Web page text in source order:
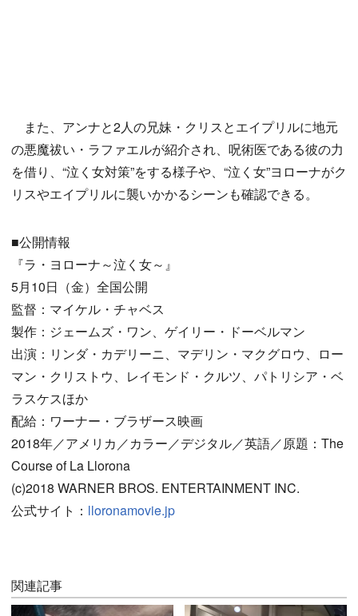
また、アンナと2人の兄妹・クリスとエイプリルに地元
の悪魔祓い・ラファエルが紹介され、呪術医である彼の力
を借り、“泣く女対策”をする様子や、“泣く女”ヨローナがク
リスやエイプリルに襲いかかるシーンも確認できる。
■公開情報
『ラ・ヨローナ～泣く女～』
5月10日（金）全国公開
監督：マイケル・チャベス
製作：ジェームズ・ワン、ゲイリー・ドーベルマン
出演：リンダ・カデリーニ、マデリン・マクグロウ、ロー
マン・クリストウ、レイモンド・クルツ、パトリシア・ベ
ラスケスほか
配給：ワーナー・ブラザース映画
2018年／アメリカ／カラー／デジタル／英語／原題：The
Course of La Llorona
(c)2018 WARNER BROS. ENTERTAINMENT INC.
公式サイト： lloronamovie.jp
関連記事